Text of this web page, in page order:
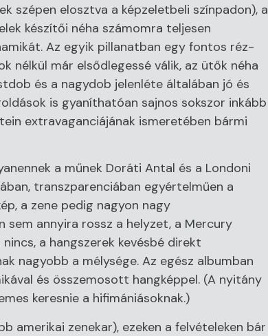
szépen elosztva a képzeletbeli színpadon), a
készítői néha számomra teljesen
Az egyik pillanatban egy fontos réz-
nélkül már elsődlegessé válik, az ütők néha
és a nagydob jelenléte általában jó és
is gyaníthatóan sajnos sokszor inkább
extravaganciájának ismeretében bármi
a műnek Doráti Antal és a Londoni
transzparenciában egyértelműen a
a zene pedig nagyon nagy
sem annyira rossz a helyzet, a Mercury
a hangszerek kevésbé direkt
nagyobb a mélysége. Az egész albumban
és összemosott hangképpel. (A nyitány
keresnie a hifimániásoknak.)
amerikai zenekar), ezeken a felvételeken bár